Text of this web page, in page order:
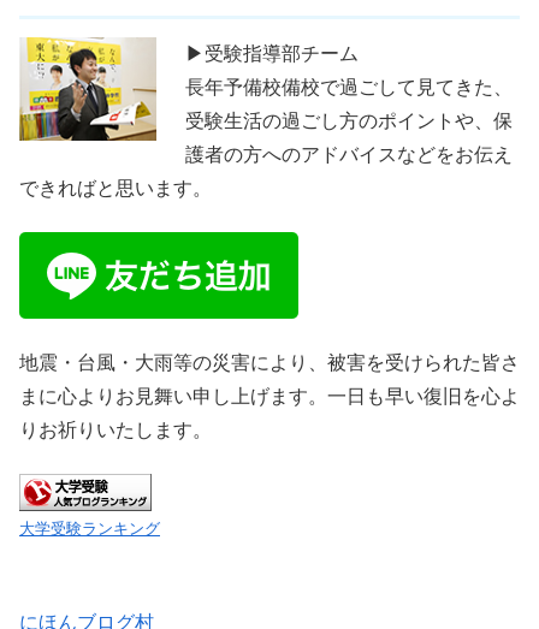
▶受験指導部チーム
長年予備校備校で過ごして見てきた、
受験生活の過ごし方のポイントや、保
護者の方へのアドバイスなどをお伝え
できればと思います。
地震・台風・大雨等の災害により、被害を受けられた皆さ
まに心よりお見舞い申し上げます。一日も早い復旧を心よ
りお祈りいたします。
大学受験ランキング
にほんブログ村